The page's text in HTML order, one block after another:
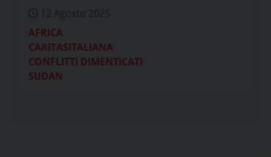
12 Agosto 2025
AFRICA
CARITASITALIANA
CONFLITTI DIMENTICATI
SUDAN